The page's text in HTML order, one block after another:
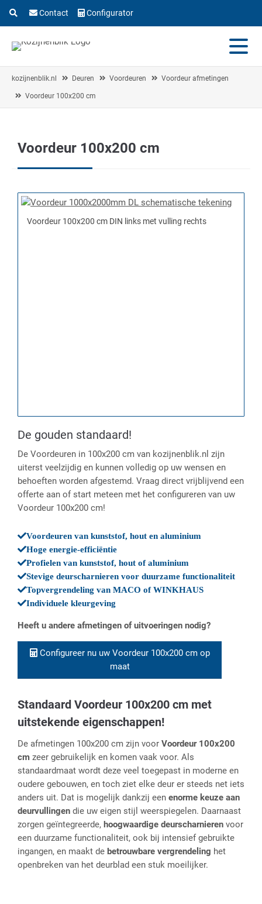
Contact Configurator
kozijnenblik.nl Deuren Voordeuren Voordeur afmetingen
Voordeur 100x200 cm
Voordeur 100x200 cm
Voordeur 100x200 cm DIN links met vulling rechts
De gouden standaard!
De Voordeuren in 100x200 cm van kozijnenblik.nl zijn
uiterst veelzijdig en kunnen volledig op uw wensen en
behoeften worden afgestemd. Vraag direct vrijblijvend een
offerte aan of start meteen met het configureren van uw
Voordeur 100x200 cm!
Voordeuren van kunststof, hout en aluminium
Hoge energie-efficiëntie
Profielen van kunststof, hout of aluminium
Stevige deurscharnieren voor duurzame functionaliteit
Topvergrendeling van MACO of WINKHAUS
Individuele kleurgeving
Heeft u andere afmetingen of uitvoeringen nodig?
Configureer nu uw Voordeur 100x200 cm op
maat
Standaard Voordeur 100x200 cm met
uitstekende eigenschappen!
De afmetingen 100x200 cm zijn voor Voordeur 100x200
cm zeer gebruikelijk en komen vaak voor. Als
standaardmaat wordt deze veel toegepast in moderne en
oudere gebouwen, en toch ziet elke deur er steeds net iets
anders uit. Dat is mogelijk dankzij een enorme keuze aan
deurvullingen die uw eigen stijl weerspiegelen. Daarnaast
zorgen geïntegreerde, hoogwaardige deurscharnieren voor
een duurzame functionaliteit, ook bij intensief gebruikte
ingangen, en maakt de betrouwbare vergrendeling het
openbreken van het deurblad een stuk moeilijker.